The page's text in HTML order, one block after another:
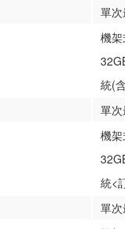
單
機
統(
單
機
統<
單